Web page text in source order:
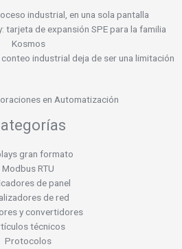
industrial, en una sola pantalla
tarjeta de expansión SPE para la familia
Kosmos
industrial deja de ser una limitación
en Automatización
gran formato
Modbus RTU
de panel
de red
y convertidores
técnicos
Protocolos